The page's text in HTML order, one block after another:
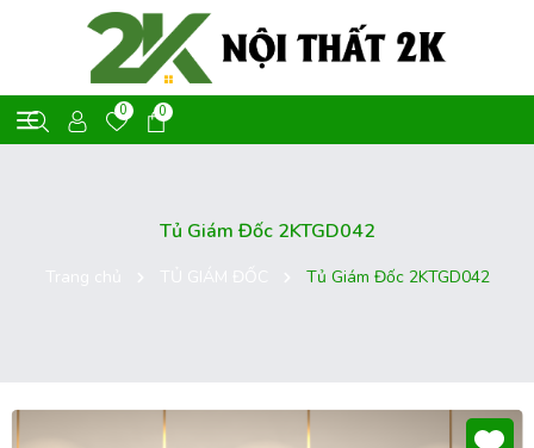
0 0
Tủ Giám Đốc 2KTGD042
Tủ Giám Đốc 2KTGD042